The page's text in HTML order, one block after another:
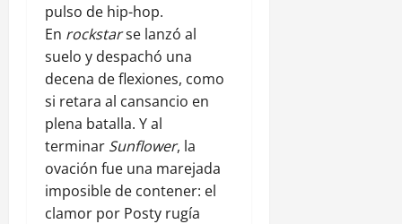
pulso de hip-hop.
En rockstarse lanzó al
suelo y despachó una
decena de flexiones, como
si retara al cansancio en
plena batalla. Y al
terminar Sunflower, la
ovación fue una marejada
imposible de contener: el
clamor por Posty rugía